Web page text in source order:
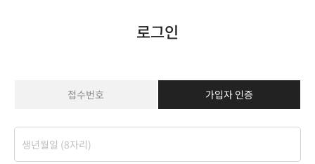
로그인
접수번호 가입자 인증